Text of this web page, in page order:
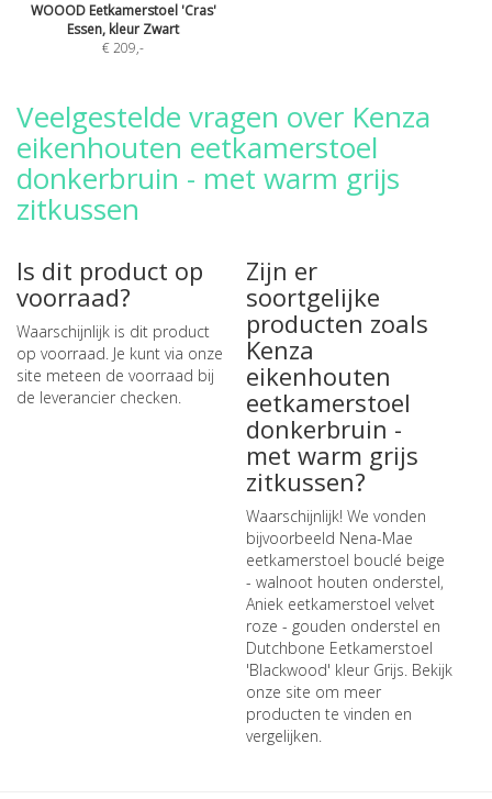
WOOOD Eetkamerstoel 'Cras'
Essen, kleur Zwart
€ 209,-
Veelgestelde vragen over Kenza
eikenhouten eetkamerstoel
donkerbruin - met warm grijs
zitkussen
Is dit product op
voorraad?
Waarschijnlijk is dit product
op voorraad. Je kunt via onze
site meteen de voorraad bij
de leverancier checken.
Zijn er
soortgelijke
producten zoals
Kenza
eikenhouten
eetkamerstoel
donkerbruin -
met warm grijs
zitkussen?
Waarschijnlijk! We vonden
bijvoorbeeld Nena-Mae
eetkamerstoel bouclé beige
- walnoot houten onderstel,
Aniek eetkamerstoel velvet
roze - gouden onderstel en
Dutchbone Eetkamerstoel
'Blackwood' kleur Grijs. Bekijk
onze site om meer
producten te vinden en
vergelijken.